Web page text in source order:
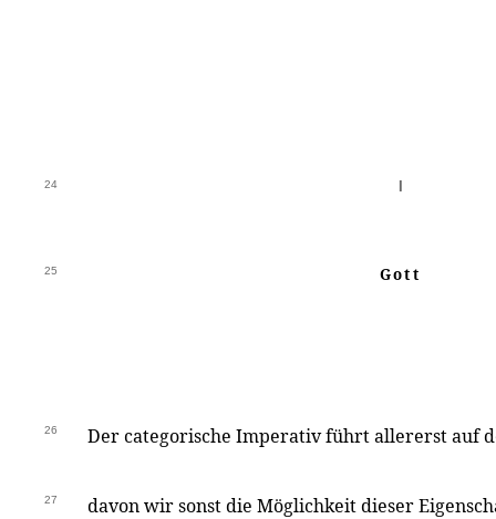
24
25 Gott
26 Der categorische Imperativ führt allererst auf
27 davon wir sonst die Möglichkeit dieser